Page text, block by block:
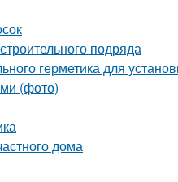
подряда
герметика для
(фото)
дома